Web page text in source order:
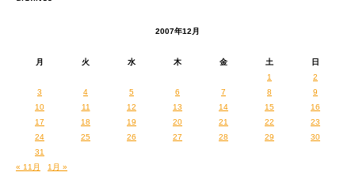
2007年12月
月 火 水 木 金 土
日
1
2
3
4 5 6 7 8
9
10
11 12 13 14 15
16
17
18 19 20 21 22
23
24
25 26 27 28 29
30
31
« 11月
1月 »